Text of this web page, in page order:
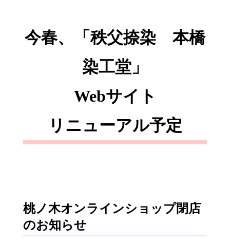
今春、「秩父捺染 本橋
染工堂」
Webサイト
リニューアル予定
桃ノ木オンラインショップ閉店
のお知らせ